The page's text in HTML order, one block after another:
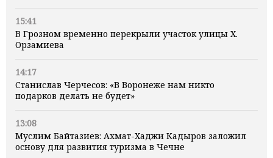
15:41
В Грозном временно перекрыли участок улицы Х.
Орзамиева
14:17
Станислав Черчесов: «В Воронеже нам никто
подарков делать не будет»
13:08
Муслим Байтазиев: Ахмат-Хаджи Кадыров заложил
основу для развития туризма в Чечне